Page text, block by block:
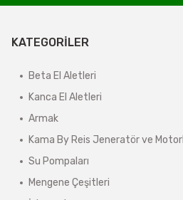
tabidir.
kargo ücreti karşı ödemeli olarak
sistem tarafından otomatik olarak
KATEGORİLER
Beta El Aletleri
Kanca El Aletleri
Armak
Kama By Reis Jeneratör ve
Su Pompaları
Mengene Çeşitleri